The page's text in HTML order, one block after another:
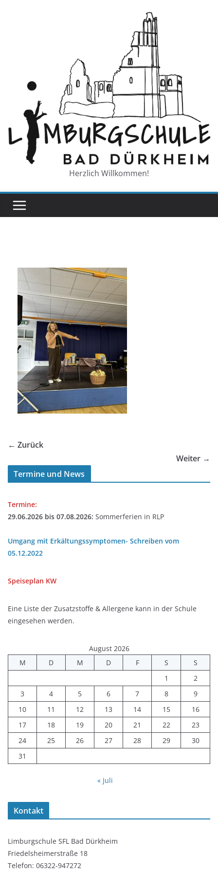
Herzlich Willkommen!
← Zurück
Weiter →
Termine und News
Termine:
29.06.2026 bis 07.08.2026: Sommerferien in RLP
Umgang mit Erkältungssymptomen- Schreiben vom
05.12.2022
Speiseplan KW
Eine Liste der Zusatzstoffe & Allergene kann in der Schule
eingesehen werden.
August 2026
M
D M D F S
S
1
2
3
4 5 6 7 8
9
10
11 12 13 14 15
16
17
18 19 20 21 22
23
24
25 26 27 28 29
30
31
« Juli
Kontakt
Limburgschule SFL Bad Dürkheim
Friedelsheimerstraße 18
Telefon: 06322-947272